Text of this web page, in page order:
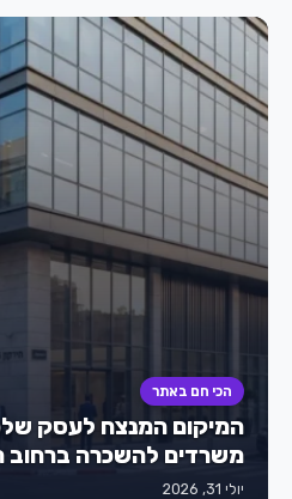
הכי חם באתר
המיקום המנצח לעסק
למבוקשים כל כך?
יולי 31, 2026